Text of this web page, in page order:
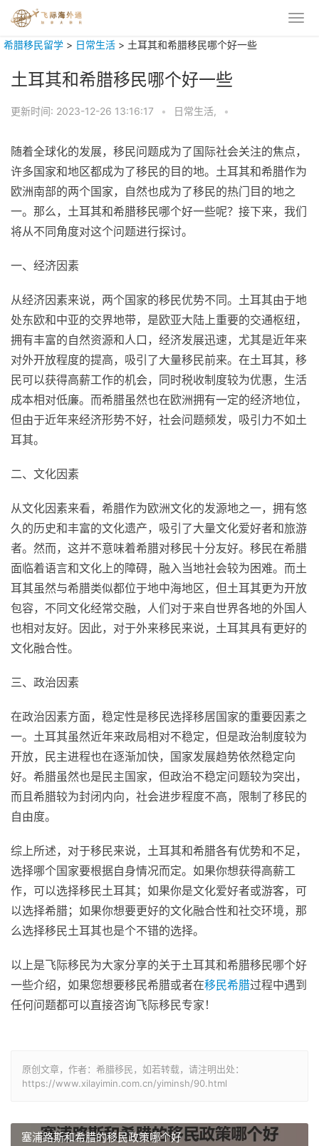
希腊移民留学 > 日常生活 > 土耳其和希腊移民哪个好一些
土耳其和希腊移民哪个好一些
更新时间: 2023-12-26 13:16:17 • 日常生活, •
随着全球化的发展，移民问题成为了国际社会关注的焦点，
许多国家和地区都成为了移民的目的地。土耳其和希腊作为
欧洲南部的两个国家，自然也成为了移民的热门目的地之
一。那么，土耳其和希腊移民哪个好一些呢？接下来，我们
将从不同角度对这个问题进行探讨。
一、经济因素
从经济因素来说，两个国家的移民优势不同。土耳其由于地
处东欧和中亚的交界地带，是欧亚大陆上重要的交通枢纽，
拥有丰富的自然资源和人口，经济发展迅速，尤其是近年来
对外开放程度的提高，吸引了大量移民前来。在土耳其，移
民可以获得高薪工作的机会，同时税收制度较为优惠，生活
成本相对低廉。而希腊虽然也在欧洲拥有一定的经济地位，
但由于近年来经济形势不好，社会问题频发，吸引力不如土
耳其。
二、文化因素
从文化因素来看，希腊作为欧洲文化的发源地之一，拥有悠
久的历史和丰富的文化遗产，吸引了大量文化爱好者和旅游
者。然而，这并不意味着希腊对移民十分友好。移民在希腊
面临着语言和文化上的障碍，融入当地社会较为困难。而土
耳其虽然与希腊类似都位于地中海地区，但土耳其更为开放
包容，不同文化经常交融，人们对于来自世界各地的外国人
也相对友好。因此，对于外来移民来说，土耳其具有更好的
文化融合性。
三、政治因素
在政治因素方面，稳定性是移民选择移居国家的重要因素之
一。土耳其虽然近年来政局相对不稳定，但是政治制度较为
开放，民主进程也在逐渐加快，国家发展趋势依然稳定向
好。希腊虽然也是民主国家，但政治不稳定问题较为突出，
而且希腊较为封闭内向，社会进步程度不高，限制了移民的
自由度。
综上所述，对于移民来说，土耳其和希腊各有优势和不足，
选择哪个国家要根据自身情况而定。如果你想获得高薪工
作，可以选择移民土耳其；如果你是文化爱好者或游客，可
以选择希腊；如果你想要更好的文化融合性和社交环境，那
么选择移民土耳其也是个不错的选择。
以上是飞际移民为大家分享的关于土耳其和希腊移民哪个好
一些介绍，如果您想要移民希腊或者在移民希腊过程中遇到
任何问题都可以直接咨询飞际移民专家！
原创文章，作者：希腊移民，如若转载，请注明出处：
https://www.xilayimin.com.cn/yiminsh/90.html
塞浦路斯和希腊的移民政策哪个好